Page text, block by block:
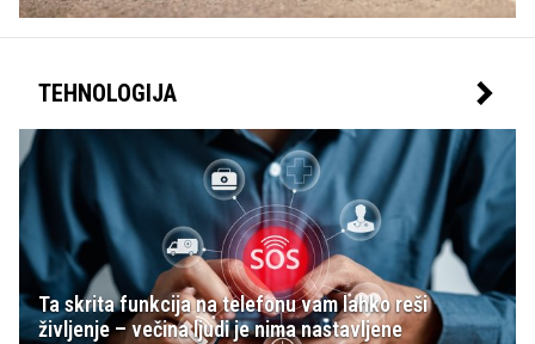
TEHNOLOGIJA
Ta skrita funkcija na telefonu vam lahko reši
življenje – večina ljudi je nima nastavljene